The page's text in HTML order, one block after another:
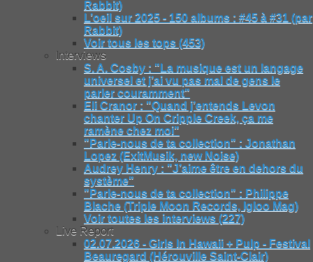
Rabbit)
L’oeil sur 2025 - 150 albums : #45 à #31 (par
Rabbit)
Voir tous les tops (453)
Interviews
S. A. Cosby : "La musique est un langage
universel et j’ai vu pas mal de gens le
parler couramment"
Eli Cranor : "Quand j’entends Levon
chanter Up On Cripple Creek, ça me
ramène chez moi"
"Parle-nous de ta collection" : Jonathan
Lopez (ExitMusik, new Noise)
Audrey Henry : "J’aime être en dehors du
système"
"Parle-nous de ta collection" : Philippe
Blache (Triple Moon Records, Igloo Mag)
Voir toutes les interviews (227)
Live Report
02.07.2026 - Girls In Hawaii + Pulp - Festival
Beauregard (Hérouville Saint-Clair)